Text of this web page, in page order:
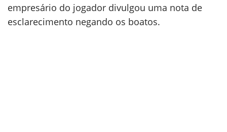
empresário do jogador divulgou uma nota de
esclarecimento negando os boatos.